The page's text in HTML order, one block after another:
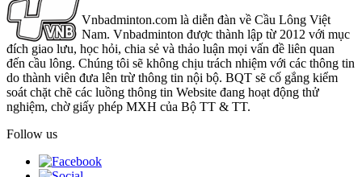
Vnbadminton.com là diễn đàn về Cầu Lông Việt
Nam. Vnbadminton được thành lập từ 2012 với mục
đích giao lưu, học hỏi, chia sẻ và thảo luận mọi vấn đề liên quan
đến cầu lông. Chúng tôi sẽ không chịu trách nhiệm với các thông tin
do thành viên đưa lên trừ thông tin nội bộ. BQT sẽ cố gắng kiểm
soát chặt chẽ các luồng thông tin Website đang hoạt động thử
nghiệm, chờ giấy phép MXH của Bộ TT & TT.
Follow us